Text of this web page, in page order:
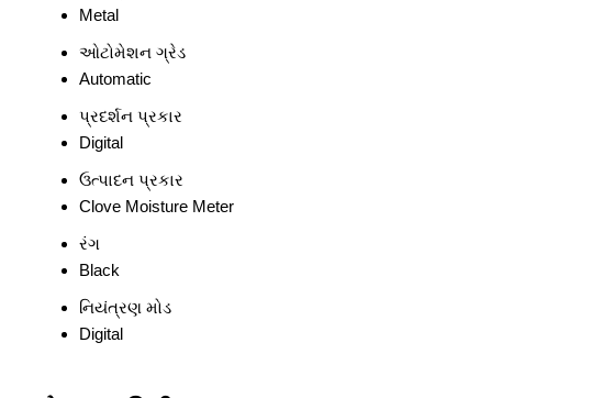
Metal
ઓટોમેશન ગ્રેડ
Automatic
પ્રદર્શન પ્રકાર
Digital
ઉત્પાદન પ્રકાર
Clove Moisture Meter
રંગ
Black
નિયંત્રણ મોડ
Digital